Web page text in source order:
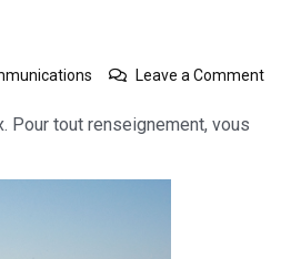
Leave a Commenton
Pour tout renseignement, vous